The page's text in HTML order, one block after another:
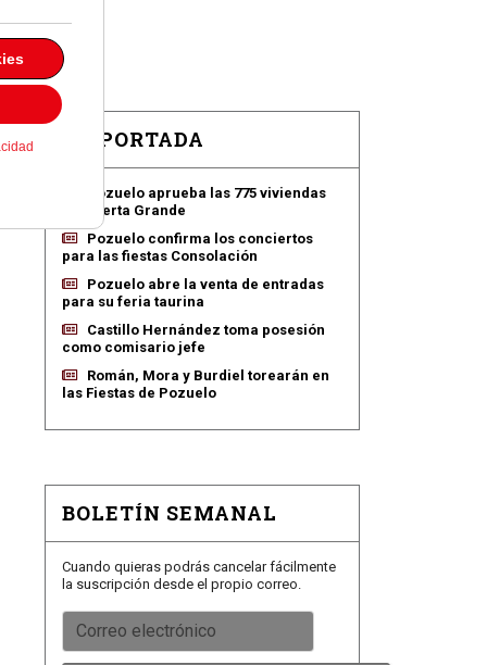
EN PORTADA
Pozuelo aprueba las 775 viviendas
de Huerta Grande
Pozuelo confirma los conciertos
para las fiestas Consolación
Pozuelo abre la venta de entradas
para su feria taurina
Castillo Hernández toma posesión
como comisario jefe
Román, Mora y Burdiel torearán en
las Fiestas de Pozuelo
BOLETÍN SEMANAL
Cuando quieras podrás cancelar fácilmente
la suscripción desde el propio correo.